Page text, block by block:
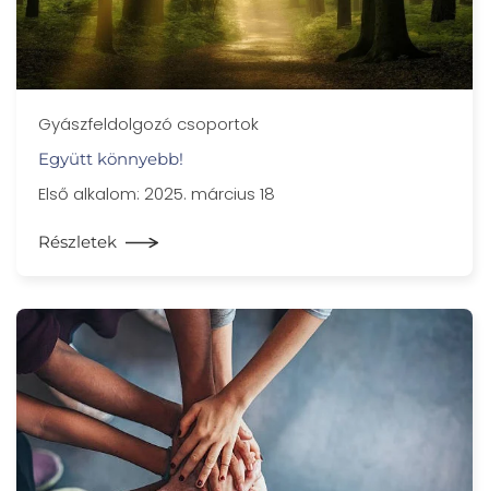
Gyászfeldolgozó csoportok
Együtt könnyebb!
Első alkalom: 2025. március 18
Részletek